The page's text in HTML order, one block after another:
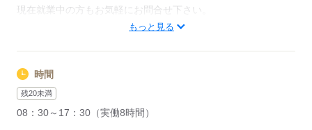
トラスト本社より、車で4分！
応募する
現在就業中の方もお気軽にお問合せ下さい。
入社日は柔軟に対応させて頂きます。
もっと見る
時間
残20未満
08：30～17：30（実働8時間）